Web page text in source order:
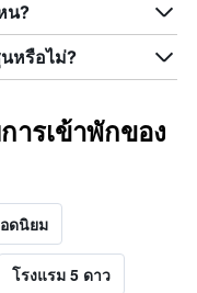
น?
หรือไม่?
รเข้าพักของ
อดนิยม
โรงแรม 5 ดาว